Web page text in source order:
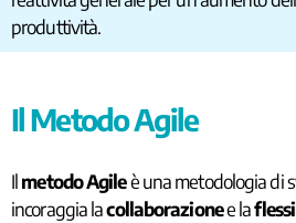
produttività.
Il Metodo Agile
Ilmetodo Agileè una metodologia di
incoraggia lacollaborazionee la